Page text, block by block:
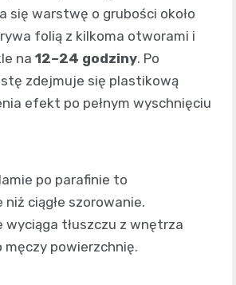
się warstwę o grubości około
folią z kilkoma otworami i
na 12–24 godziny. Po
zdejmuje się plastikową
efekt po pełnym wyschnięciu
po parafinie to
ciągłe szorowanie.
wyciąga tłuszczu z wnętrza
męczy powierzchnię.